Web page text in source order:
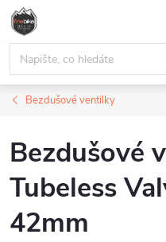
Přejít
obsah
Bezdušové ventilky
Bezdušové
Tubeless
42mm